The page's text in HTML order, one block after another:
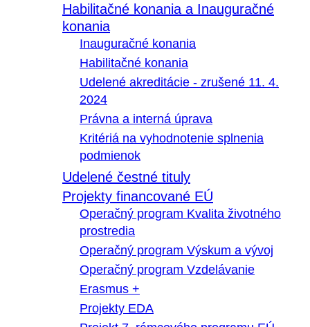
Habilitačné konania a Inauguračné
konania
Inauguračné konania
Habilitačné konania
Udelené akreditácie - zrušené 11. 4.
2024
Právna a interná úprava
Kritériá na vyhodnotenie splnenia
podmienok
Udelené čestné tituly
Projekty financované EÚ
Operačný program Kvalita životného
prostredia
Operačný program Výskum a vývoj
Operačný program Vzdelávanie
Erasmus +
Projekty EDA